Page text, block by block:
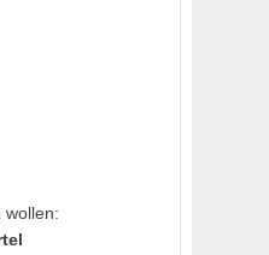
wollen: